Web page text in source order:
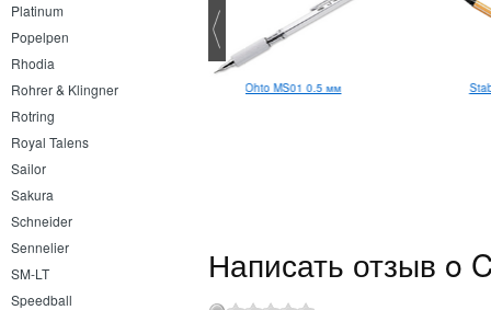
Platinum
Popelpen
Rhodia
Rohrer & Klingner
Rotring
Royal Talens
Sailor
Sakura
Schneider
Sennelier
SM-LT
Speedball
Platinum Preppy маркер Ohto MS01 0.5 мм
Написать отзыв o